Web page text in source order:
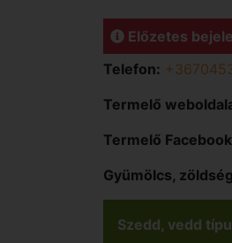
Előzetes
Telefon:
Termelő
Termelő
Gyümölcs,
Szedd, vedd